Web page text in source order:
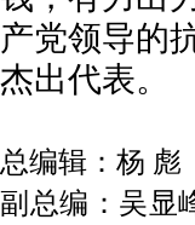
产党领导的
杰出代表。
总编辑：杨 彪
副总编：吴显